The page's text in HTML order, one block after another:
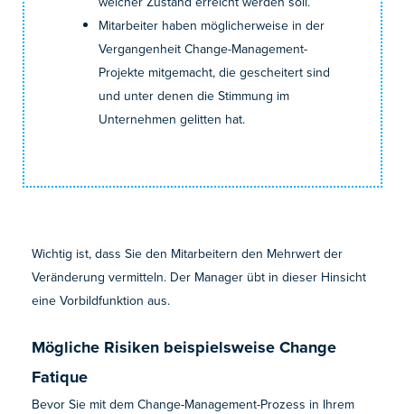
Mitarbeiter haben möglicherweise in der
Vergangenheit Change-Management-
Projekte mitgemacht, die gescheitert sind
und unter denen die Stimmung im
Unternehmen gelitten hat.
Wichtig ist, dass Sie den Mitarbeitern den Mehrwert der
Veränderung vermitteln. Der Manager übt in dieser Hinsicht
eine Vorbildfunktion aus.
Mögliche Risiken beispielsweise Change
Fatique
Bevor Sie mit dem Change-Management-Prozess in Ihrem